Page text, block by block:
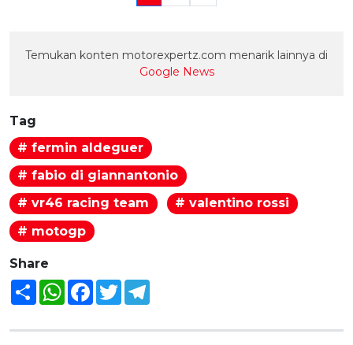
Temukan konten motorexpertz.com menarik lainnya di
Google News
Tag
# fermin aldeguer
# fabio di giannantonio
# vr46 racing team
# valentino rossi
# motogp
Share
Share WhatsAppFacebook
Twitter